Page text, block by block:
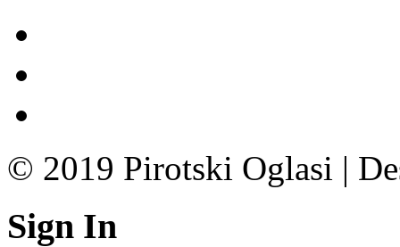
© 2019 Pirotski Oglasi |
Sign In